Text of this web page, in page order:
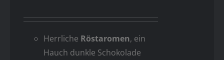
Herrliche Röstaromen, ein
Hauch dunkle Schokolade